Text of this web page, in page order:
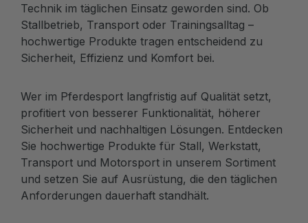
Technik im täglichen Einsatz geworden sind. Ob
Stallbetrieb, Transport oder Trainingsalltag –
hochwertige Produkte tragen entscheidend zu
Sicherheit, Effizienz und Komfort bei.
Wer im Pferdesport langfristig auf Qualität setzt,
profitiert von besserer Funktionalität, höherer
Sicherheit und nachhaltigen Lösungen. Entdecken
Sie hochwertige Produkte für Stall, Werkstatt,
Transport und Motorsport in unserem Sortiment
und setzen Sie auf Ausrüstung, die den täglichen
Anforderungen dauerhaft standhält.